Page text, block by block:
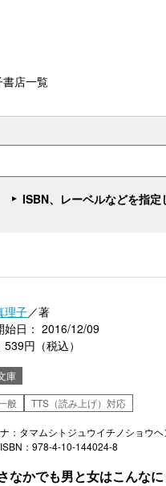
店一覧
ISBN、レーベルなどを指定
理子／著
始日： 2016/12/09
円（税込）
庫
般
TTS（読み上げ）対応
：タマムシトジュウイチノショウ
：978-4-10-144024-8
なかでも男と女はこんな